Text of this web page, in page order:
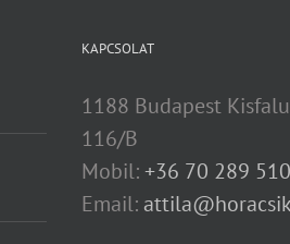
KAPCSOLAT
1188 Budapest
116/B
Mobil:+36 70 289
Email: